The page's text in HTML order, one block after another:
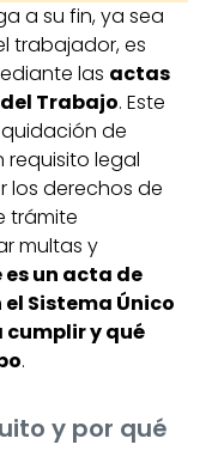
a su fin, ya sea
trabajador, es
las actas
Trabajo. Este
de
requisito legal
los derechos de
trámite
multas y
es un acta de
Sistema Único
cumplir y qué
.
y por qué